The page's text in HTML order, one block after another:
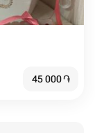
45 000֏